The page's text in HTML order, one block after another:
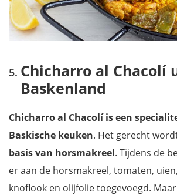
Chicharro al Chacolí
Baskenland
Chicharro al Chacolí is een
Baskische keuken. Het gerecht
basis van horsmakreel. Tijdens de
er aan de horsmakreel, tomaten,
knoflook en olijfolie toegevoegd.